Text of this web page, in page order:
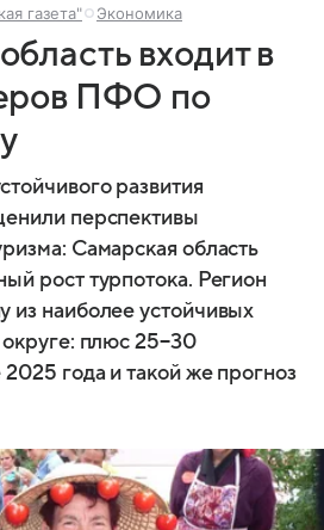
газета" Экономика
входит в
ПФО по
развития
перспективы
Самарская область
рост турпотока. Регион
из наиболее устойчивых
округе: плюс 25−30
2025 года и такой же прогноз